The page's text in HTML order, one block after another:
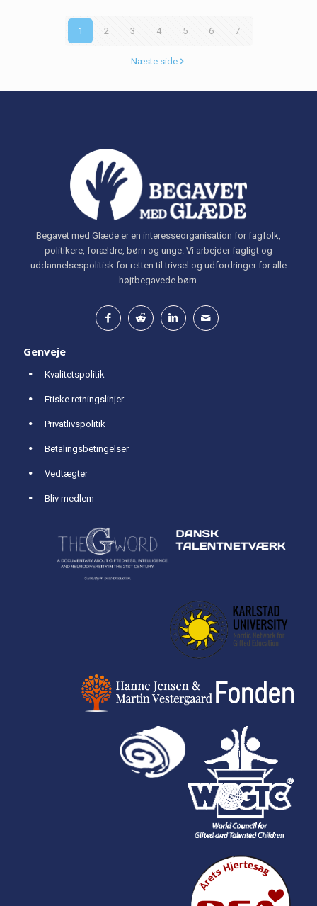
1 2 3 4 5 6 7
Næste side
Begavet med Glæde er en interesseorganisation for fagfolk,
politikere, forældre, børn og unge. Vi arbejder fagligt og
uddannelsespolitisk for retten til trivsel og udfordringer for alle
højtbegavede børn.
Genveje
Kvalitetspolitik
Etiske retningslinjer
Privatlivspolitik
Betalingsbetingelser
Vedtægter
Bliv medlem